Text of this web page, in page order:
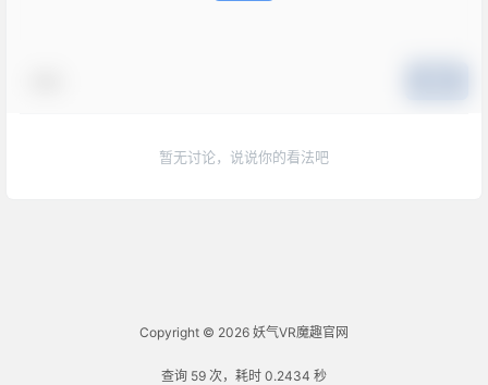
暂无讨论，说说你的看法吧
Copyright © 2026 妖气VR魔趣官网
查询 59 次，耗时 0.2434 秒